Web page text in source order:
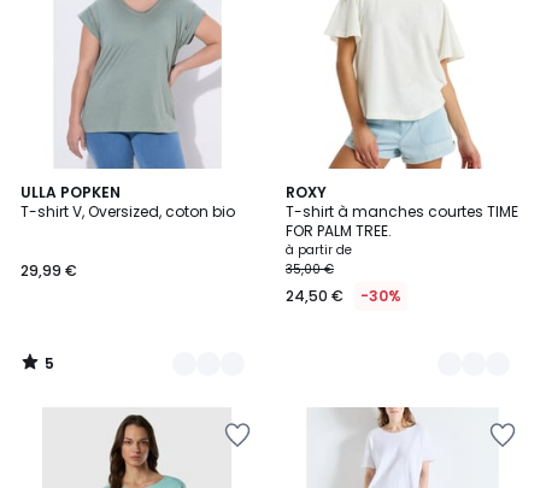
ULLA POPKEN
T-shirt V, Oversized, coton bio
29,99 €
5
/
2
Couleurs
5
/
ROXY
T-shirt à manches courtes TIME
FOR PALM TREE.
à partir de
35,00 €
24,50 € -30%
3
Couleurs